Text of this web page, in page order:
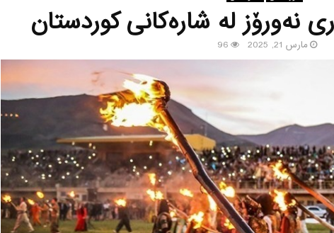
نه‌ورۆز له‌ شاره‌كانی كوردستان
مارس 21, 2025 96